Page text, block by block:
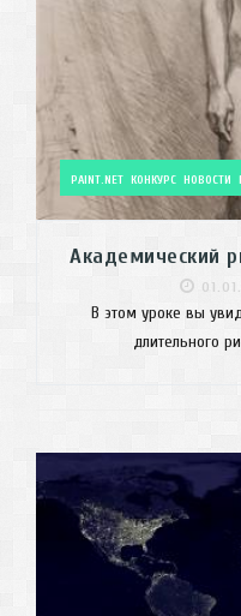
PAINT.NET КОНКУРС НОВОСТИ
Академический
В этом уроке вы
длительного